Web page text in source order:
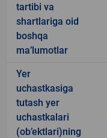
tartibi va
shartlariga oid
boshqa
ma’lumotlar
Yer
uchastkasiga
tutash yer
uchastkalari
(ob’ektlari)ning